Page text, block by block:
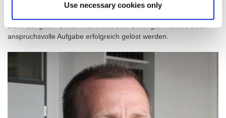
Use necessary cookies only
Gebäude der Raffinerie rechtzeitig überdacht werden konnten.
anspruchsvolle Aufgabe erfolgreich gelöst werden.